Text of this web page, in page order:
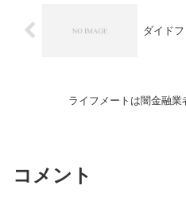
ダイド
ライフメートは闇金融業
コメント